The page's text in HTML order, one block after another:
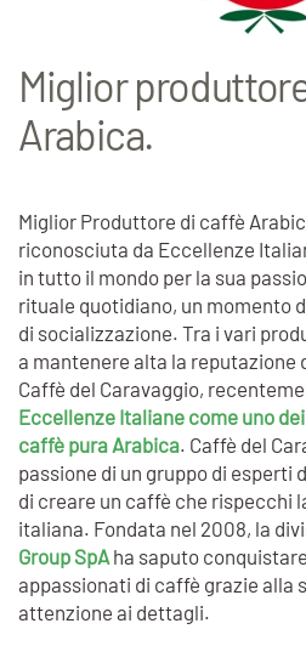
Miglior
Arabica.
Miglior Produttore di caffè
riconosciuta da Eccellenze
in tutto il mondo per la sua
rituale quotidiano, un momento
di socializzazione. Tra i vari
a mantenere alta la reputazione
Caffè del Caravaggio,
Eccellenze Italiane come uno
caffè pura Arabica. Caffè del
passione di un gruppo di esperti
di creare un caffè che rispecchi
italiana. Fondata nel 2008, la
Group SpA ha saputo
appassionati di caffè grazie alla
attenzione ai dettagli.